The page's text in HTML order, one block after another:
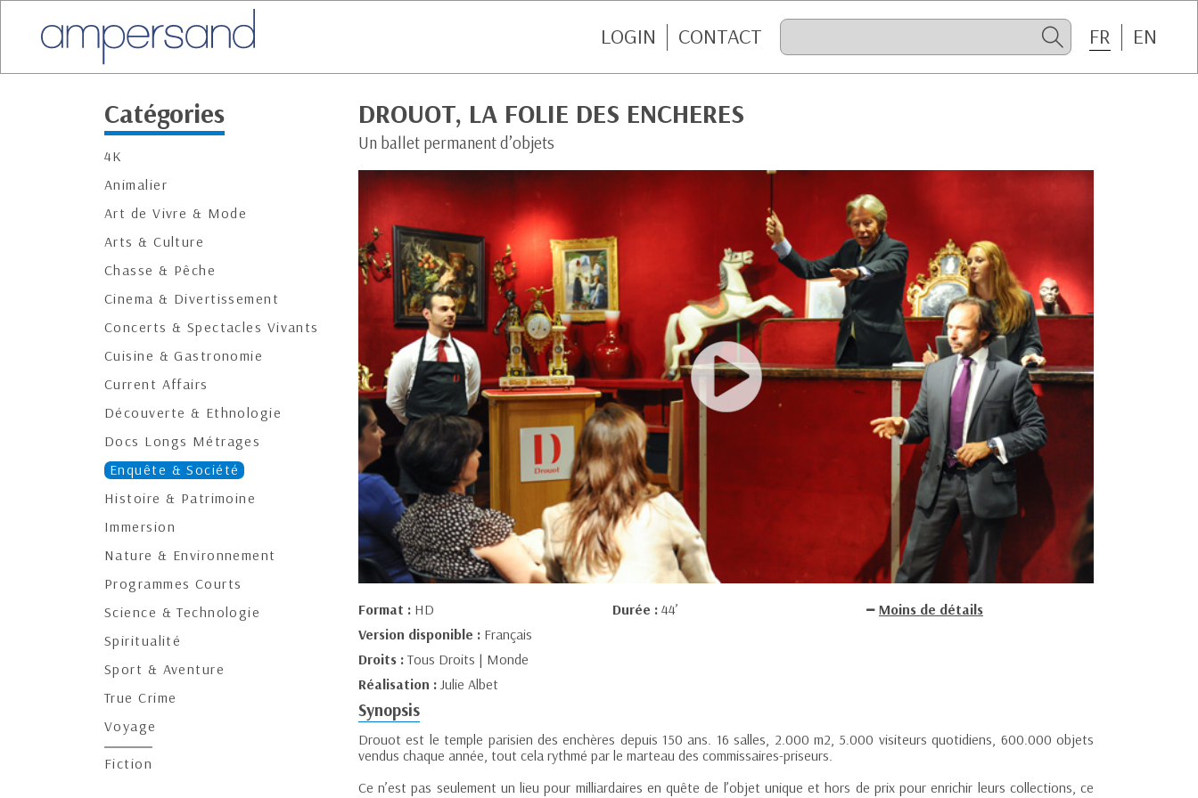
LOGIN CONTACT FR EN
Catégories
4K
Animalier
Art de Vivre & Mode
Arts & Culture
Chasse & Pêche
Cinema & Divertissement
Concerts & Spectacles Vivants
Cuisine & Gastronomie
Current Affairs
Découverte & Ethnologie
Docs Longs Métrages
Enquête & Société
Histoire & Patrimoine
Immersion
Nature & Environnement
Programmes Courts
Science & Technologie
Spiritualité
Sport & Aventure
True Crime
Voyage
Fiction
DROUOT, LA FOLIE DES ENCHERES
Un ballet permanent d’objets
Format : HD Durée : 44’
Moins de détails
Version disponible : Français
Droits :Tous Droits | Monde
Réalisation : Julie Albet
Synopsis
Drouot est le temple parisien des enchères depuis 150 ans. 16 salles, 2.000 m2, 5.000 visiteurs quotidiens, 600.000 objets
vendus chaque année, tout cela rythmé par le marteau des commissaires-priseurs.
Ce n’est pas seulement un lieu pour milliardaires en quête de l’objet unique et hors de prix pour enrichir leurs collections, ce